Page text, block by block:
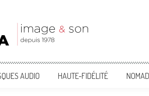
AUDIO HAUTE-FIDÉLITÉ